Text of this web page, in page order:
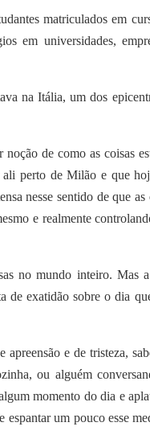
matriculados em
em universidades,
na Itália, um dos
de como as coisas
perto de Milão e que
nesse sentido de que as
e realmente
no mundo inteiro. Mas
de exatidão sobre o dia
e de tristeza,
ou alguém
momento do dia e
espantar um pouco esse